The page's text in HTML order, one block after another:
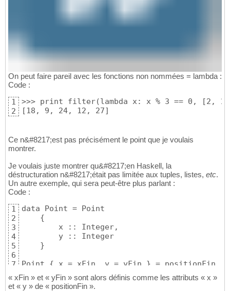
On peut faire pareil avec les fonctions non nommées = lambda :
Code :
1
2
>>> print filter(lambda x: x % 3 == 0, [2,
[18, 9, 24, 12, 27]
Ce n&#8217;est pas précisément le point que je voulais
montrer.
Je voulais juste montrer qu&#8217;en Haskell, la
déstructuration n&#8217;était pas limitée aux tuples, listes, etc.
Un autre exemple, qui sera peut-être plus parlant :
Code :
1
2
3
4
5
6
7
data Point = Point
    {
        x :: Integer,
        y :: Integer
    }
Point { x = xFin, y = yFin } = positionFin
« xFin » et « yFin » sont alors définis comme les attributs « x »
et « y » de « positionFin ».